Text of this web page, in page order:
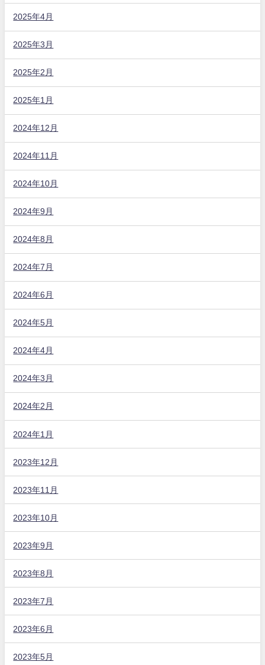
2025年4月
2025年3月
2025年2月
2025年1月
2024年12月
2024年11月
2024年10月
2024年9月
2024年8月
2024年7月
2024年6月
2024年5月
2024年4月
2024年3月
2024年2月
2024年1月
2023年12月
2023年11月
2023年10月
2023年9月
2023年8月
2023年7月
2023年6月
2023年5月